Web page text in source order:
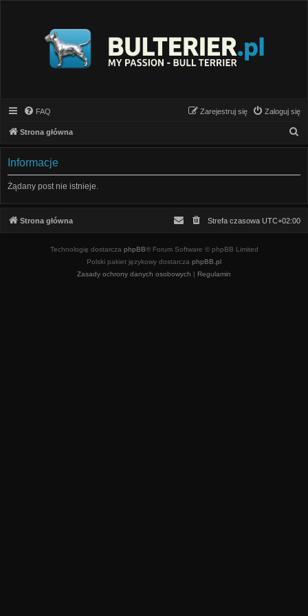
FAQ Zaloguj się
Zarejestruj się
Strona główna
z
Informacje
Żądany post nie istnieje.
Strona główna Strefa czasowa UTC+02:00
Technologię dostarcza phpBB® Forum Software © phpBB Limited
Polski pakiet językowy dostarcza phpBB.pl
Zasady ochrony danych osobowych | Regulamin